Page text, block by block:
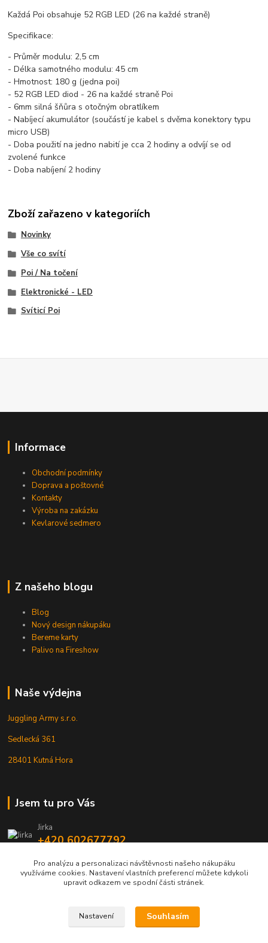
Každá Poi obsahuje 52 RGB LED (26 na každé straně)
Specifikace:
- Průměr modulu: 2,5 cm
- Délka samotného modulu: 45 cm
- Hmotnost: 180 g (jedna poi)
- 52 RGB LED diod - 26 na každé straně Poi
- 6mm silná šňůra s otočným obratlíkem
- Nabíjecí akumulátor (součástí je kabel s dvěma konektory typu
micro USB)
- Doba použití na jedno nabití je cca 2 hodiny a odvíjí se od
zvolené funkce
- Doba nabíjení 2 hodiny
Zboží zařazeno v kategoriích
Novinky
Vše co svítí
Poi / Na točení
Elektronické - LED
Svíticí Poi
Informace
Obchodní podmínky
Doprava a poštovné
Kontakty
Výroba na zakázku
Kevlarové sedmero
Z našeho blogu
Blog
Nový design nákupáku
Bereme karty
Palivo na Fireshow
Naše výdejna
Juggling Army s.r.o.
Sedlecká 361
28401 Kutná Hora
Jsem tu pro Vás
Jirka
+420 602677792
info@jarmy.cz
Pro analýzu a personalizaci návštěvnosti našeho nákupáku
využíváme cookies. Nastavení vlastních preferencí můžete kdykoli
upravit odkazem ve spodní části stránek.
Nastavení Souhlasím